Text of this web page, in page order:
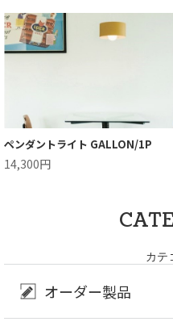
ペンダントライト GALLON/1P
14,300円
カテ
オーダー製品